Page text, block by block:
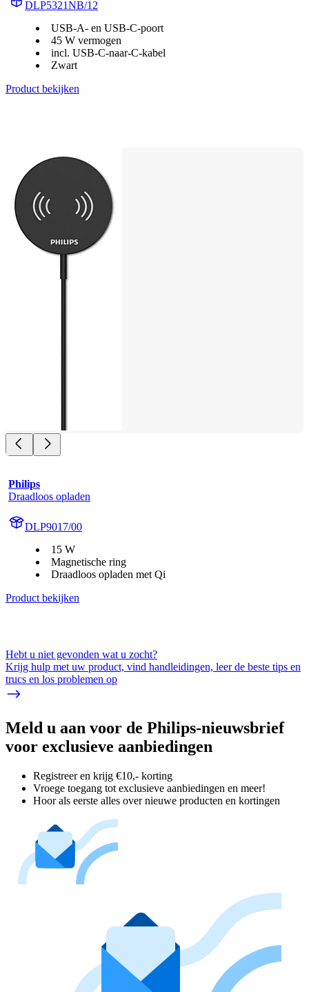
DLP5321NB/12
USB-A- en USB-C-poort
45 W vermogen
incl. USB-C-naar-C-kabel
Zwart
Product bekijken
Philips
Draadloos opladen
DLP9017/00
15 W
Magnetische ring
Draadloos opladen met Qi
Product bekijken
Hebt u niet gevonden wat u zocht?
Krijg hulp met uw product, vind handleidingen, leer de beste tips en
trucs en los problemen op
Meld u aan voor de Philips-nieuwsbrief
voor exclusieve aanbiedingen
Registreer en krijg €10,- korting
Vroege toegang tot exclusieve aanbiedingen en meer!
Hoor als eerste alles over nieuwe producten en kortingen